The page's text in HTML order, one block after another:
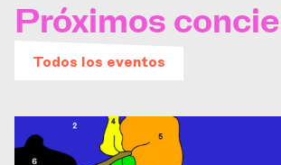
Próximos
Todos los eventos